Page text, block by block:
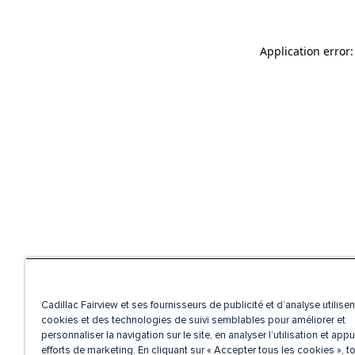
Application
Cadillac Fairview et ses fournisseurs de publicité et d’analyse
cookies et des technologies de suivi semblables pour améliorer et
personnaliser la navigation sur le site, en analyser l’utilisation et
efforts de marketing. En cliquant sur « Accepter tous les cookies »,